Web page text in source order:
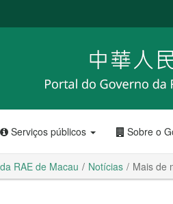
Serviços públicos Sobre o
RAE de Macau Notícias Mais de